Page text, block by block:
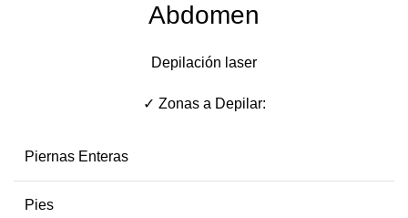
Abdomen
Depilación laser
✓ Zonas a Depilar:
Piernas Enteras
Pies